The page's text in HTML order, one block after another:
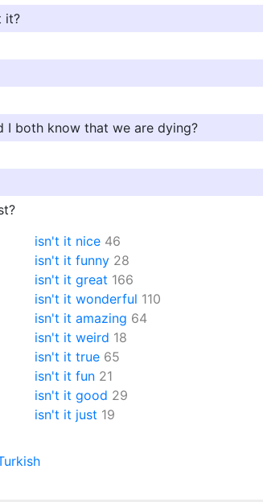
it?
I both know that we are dying?
isn't it nice 46
isn't it funny 28
isn't it great 166
isn't it wonderful 110
isn't it amazing 64
isn't it weird 18
isn't it true 65
isn't it fun 21
isn't it good 29
isn't it just 19